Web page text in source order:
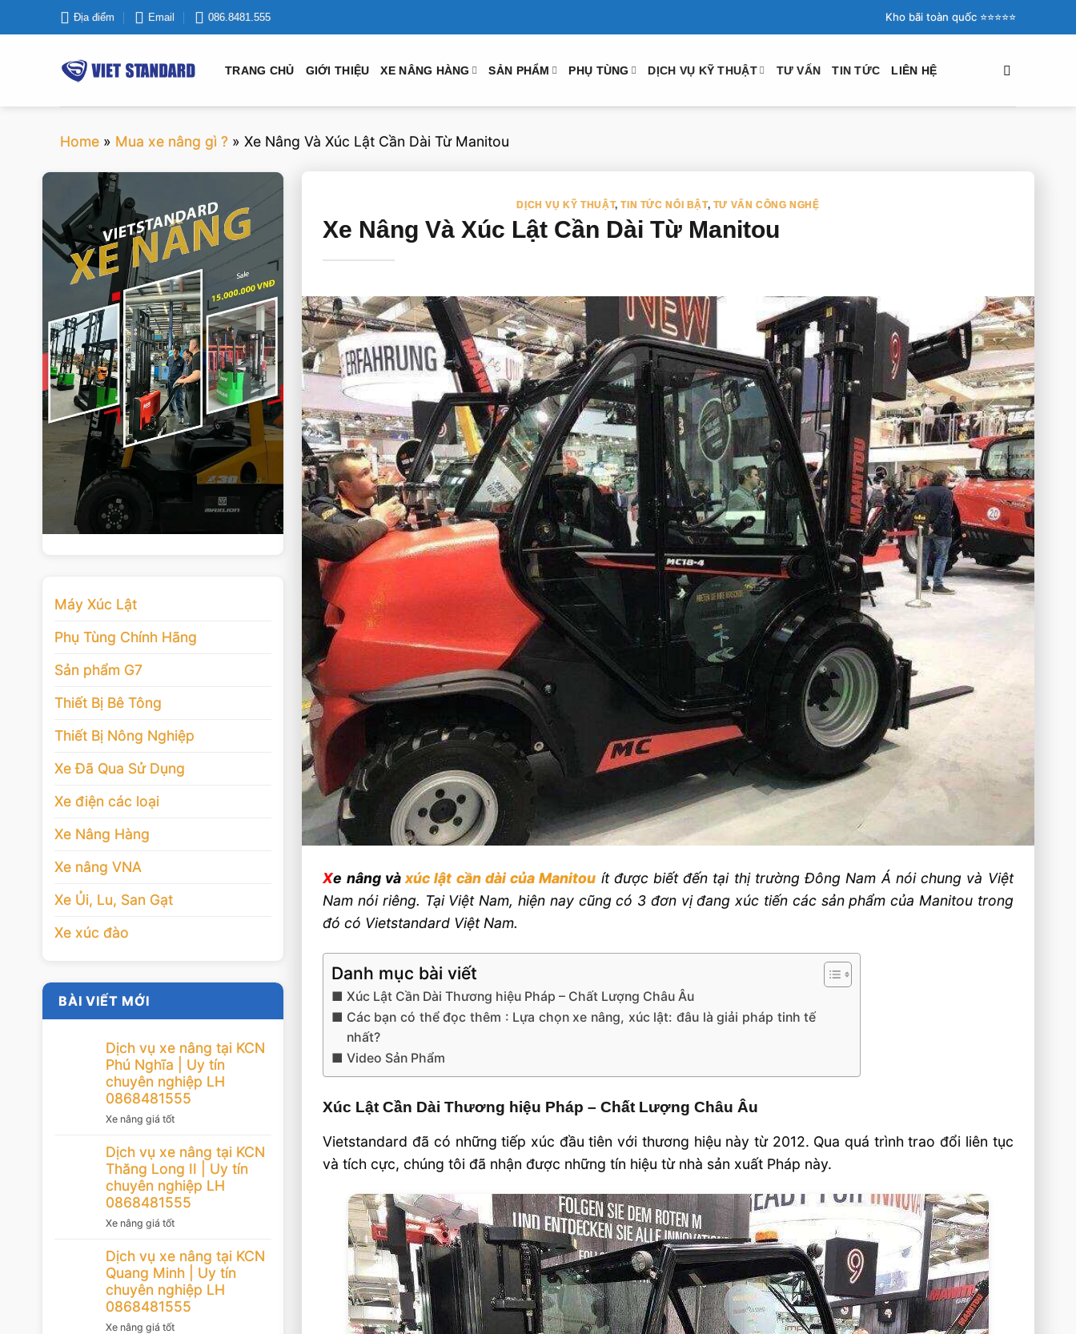
qua
Địa điểm Email 086.8481.555 Kho bãi toàn quốc ⭐️⭐️⭐️⭐️⭐️
TRANG CHỦ GIỚI THIỆU XE NÂNG HÀNG SẢN PHẨM PHỤ TÙNG DỊCH VỤ KỸ THUẬT TƯ VẤN TIN TỨC LIÊN HỆ
Home » Mua xe nâng gì ? » Xe Nâng Và Xúc Lật Cần Dài Từ Manitou
VIETSTANDARD VIỆT NAM
Xe-nang
Máy Xúc Lật
Phụ Tùng Chính Hãng
Sản phẩm G7
Thiết Bị Bê Tông
Thiết Bị Nông Nghiệp
Xe Đã Qua Sử Dụng
Xe điện các loại
Xe Nâng Hàng
Xe nâng VNA
Xe Ủi, Lu, San Gạt
Xe xúc đào
BÀI VIẾT MỚI
Dịch vụ xe nâng tại KCN
Phú Nghĩa | Uy tín
chuyên nghiệp LH
0868481555
Xe nâng giá tốt
Dịch vụ xe nâng tại KCN
Thăng Long II | Uy tín
chuyên nghiệp LH
0868481555
Xe nâng giá tốt
Dịch vụ xe nâng tại KCN
Quang Minh | Uy tín
chuyên nghiệp LH
0868481555
Xe nâng giá tốt
DỊCH VỤ KỸ THUẬT,TIN TỨC NỔI BẬT, TƯ VẤN CÔNG NGHỆ
Xe Nâng Và Xúc Lật Cần Dài Từ Manitou
Xe nâng vàxúc lật cần dài của Manitou ít được biết đến tại thị trường Đông Nam Á nói chung và Việt
Nam nói riêng. Tại Việt Nam, hiện nay cũng có 3 đơn vị đang xúc tiến các sản phẩm của Manitou trong
đó có Vietstandard Việt Nam.
Danh mục bài viết
Xúc Lật Cần Dài Thương hiệu Pháp – Chất Lượng Châu Âu
Các bạn có thể đọc thêm : Lựa chọn xe nâng, xúc lật: đâu là giải pháp tinh tế
nhất?
Video Sản Phẩm
Xúc Lật Cần Dài Thương hiệu Pháp – Chất Lượng Châu Âu
Vietstandard đã có những tiếp xúc đầu tiên với thương hiệu này từ 2012. Qua quá trình trao đổi liên tục
và tích cực, chúng tôi đã nhận được những tín hiệu từ nhà sản xuất Pháp này.